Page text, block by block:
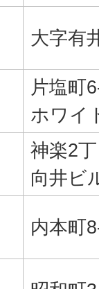
大字有
片塩町
ホワイ
神楽2
向井ビ
内本町